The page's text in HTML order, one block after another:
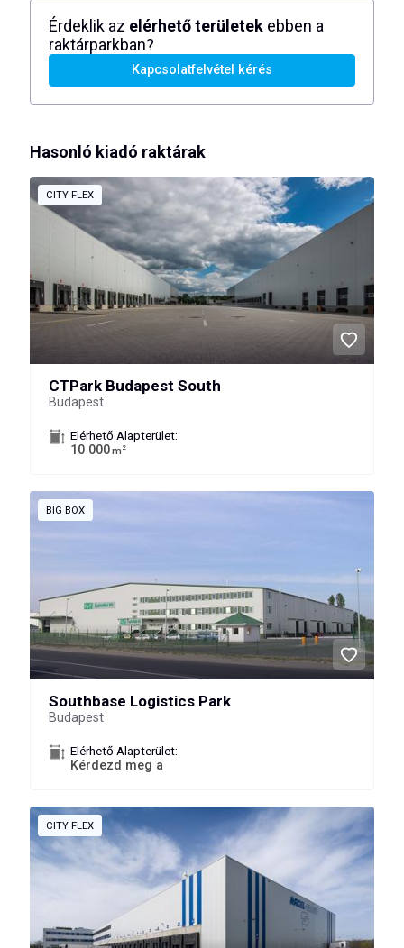
Érdeklik az elérhető területekebben a
raktárparkban?
Kapcsolatfelvétel kérés
Hasonló kiadó raktárak
CITY FLEX
CTPark Budapest South
Budapest
Elérhető Alapterület:
10 000m 2
BIG BOX
Southbase Logistics Park
Budapest
Elérhető Alapterület:
Kérdezd meg a
CITY FLEX